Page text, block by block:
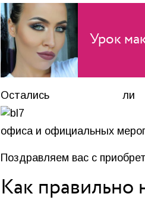
Урок
Остались
офиса и официальных
Поздравляем вас с
Как правильно